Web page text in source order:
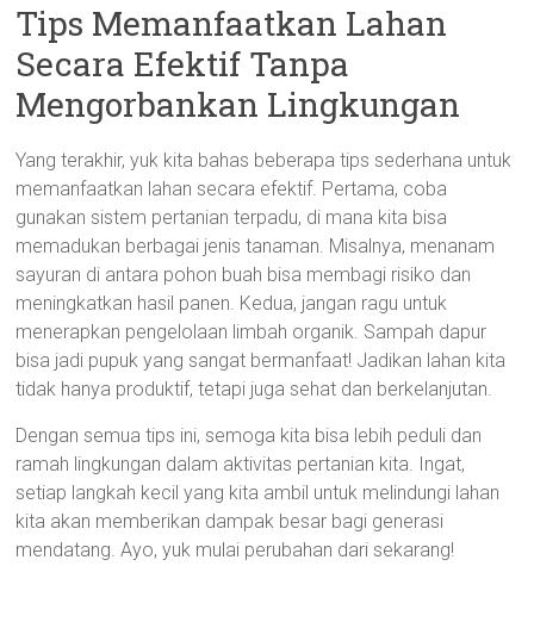
Tips Memanfaatkan Lahan
Secara Efektif Tanpa
Mengorbankan Lingkungan
Yang terakhir, yuk kita bahas beberapa tips sederhana untuk
memanfaatkan lahan secara efektif. Pertama, coba
gunakan sistem pertanian terpadu, di mana kita bisa
memadukan berbagai jenis tanaman. Misalnya, menanam
sayuran di antara pohon buah bisa membagi risiko dan
meningkatkan hasil panen. Kedua, jangan ragu untuk
menerapkan pengelolaan limbah organik. Sampah dapur
bisa jadi pupuk yang sangat bermanfaat! Jadikan lahan kita
tidak hanya produktif, tetapi juga sehat dan berkelanjutan.
Dengan semua tips ini, semoga kita bisa lebih peduli dan
ramah lingkungan dalam aktivitas pertanian kita. Ingat,
setiap langkah kecil yang kita ambil untuk melindungi lahan
kita akan memberikan dampak besar bagi generasi
mendatang. Ayo, yuk mulai perubahan dari sekarang!